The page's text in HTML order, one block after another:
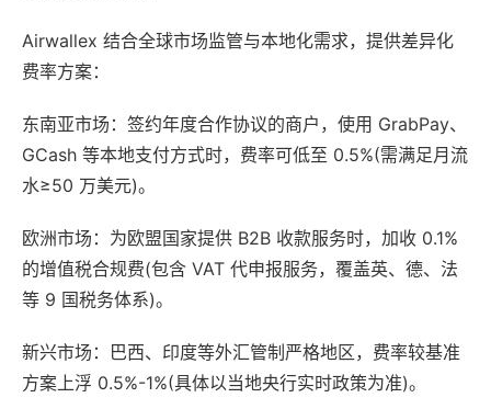
Airwallex 结合全球市场监管与本地化需求，提供差异化
费率方案：
东南亚市场：签约年度合作协议的商户，使用 GrabPay、
GCash 等本地支付方式时，费率可低至 0.5%(需满足月流
水≥50 万美元)。
欧洲市场：为欧盟国家提供 B2B 收款服务时，加收 0.1%
的增值税合规费(包含 VAT 代申报服务，覆盖英、德、法
等 9 国税务体系)。
新兴市场：巴西、印度等外汇管制严格地区，费率较基准
方案上浮 0.5%-1%(具体以当地央行实时政策为准)。